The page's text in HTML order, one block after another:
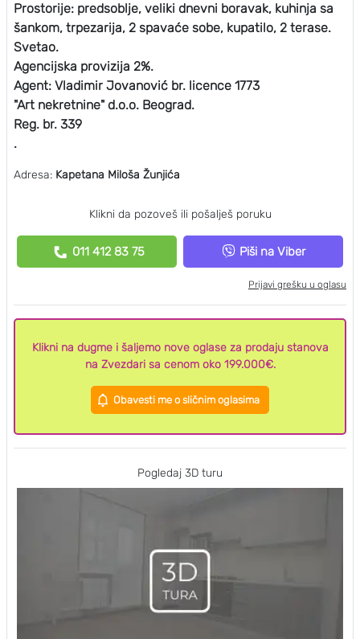
Prostorije: predsoblje, veliki dnevni boravak, kuhinja sa
šankom, trpezarija, 2 spavaće sobe, kupatilo, 2 terase.
Svetao.
Agencijska provizija 2%.
Agent: Vladimir Jovanović br. licence 1773
"Art nekretnine" d.o.o. Beograd.
Reg. br. 339
.
Adresa: Kapetana Miloša Žunjića
Klikni da pozoveš ili pošalješ poruku
011 412 83 75 Piši na Viber
Prijavi grešku u oglasu
Klikni na dugme i šaljemo nove oglase za prodaju stanova
na Zvezdari sa cenom oko 199.000€.
Obavesti me o sličnim oglasima
Pogledaj 3D turu